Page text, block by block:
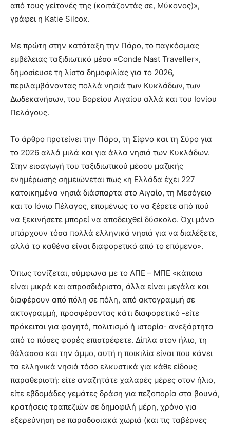
από τους γείτονές της (κοιτάζοντάς σε, Μύκονος)»,
γράφει η Katie Silcox.
Με πρώτη στην κατάταξη την Πάρο, το παγκόσμιας
εμβέλειας ταξιδιωτικό μέσο «Conde Nast Traveller»,
δημοσίευσε τη λίστα δημοφιλίας για το 2026,
περιλαμβάνοντας πολλά νησιά των Κυκλάδων, των
Δωδεκανήσων, του Βορείου Αιγαίου αλλά και του Ιονίου
Πελάγους.
Το άρθρο προτείνει την Πάρο, τη Σίφνο και τη Σύρο για
το 2026 αλλά μιλά και για άλλα νησιά των Κυκλάδων.
Στην εισαγωγή του ταξιδιωτικού μέσου μαζικής
ενημέρωσης σημειώνεται πως «η Ελλάδα έχει 227
κατοικημένα νησιά διάσπαρτα στο Αιγαίο, τη Μεσόγειο
και το Ιόνιο Πέλαγος, επομένως το να ξέρετε από πού
να ξεκινήσετε μπορεί να αποδειχθεί δύσκολο. Όχι μόνο
υπάρχουν τόσα πολλά ελληνικά νησιά για να διαλέξετε,
αλλά το καθένα είναι διαφορετικό από το επόμενο».
Όπως τονίζεται, σύμφωνα με το ΑΠΕ – ΜΠΕ «κάποια
είναι μικρά και απροσδιόριστα, άλλα είναι μεγάλα και
διαφέρουν από πόλη σε πόλη, από ακτογραμμή σε
ακτογραμμή, προσφέροντας κάτι διαφορετικό -είτε
πρόκειται για φαγητό, πολιτισμό ή ιστορία- ανεξάρτητα
από το πόσες φορές επιστρέφετε. Δίπλα στον ήλιο, τη
θάλασσα και την άμμο, αυτή η ποικιλία είναι που κάνει
τα ελληνικά νησιά τόσο ελκυστικά για κάθε είδους
παραθεριστή: είτε αναζητάτε χαλαρές μέρες στον ήλιο,
είτε εβδομάδες γεμάτες δράση για πεζοπορία στα βουνά,
κρατήσεις τραπεζιών σε δημοφιλή μέρη, χρόνο για
εξερεύνηση σε παραδοσιακά χωριά (και τις ταβέρνες